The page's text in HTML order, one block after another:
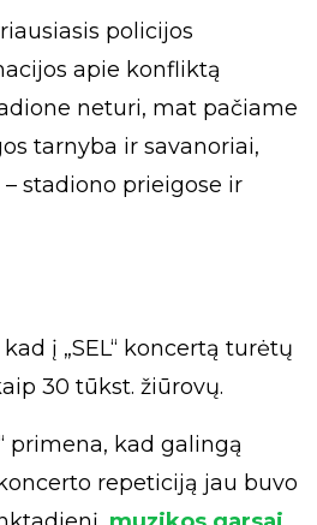
policijos
apie konfliktą
neturi, mat pačiame
tarnyba ir savanoriai,
stadiono prieigose ir
į „SEL“ koncertą turėtų
30 tūkst. žiūrovų.
primena, kad galingą
repeticiją jau buvo